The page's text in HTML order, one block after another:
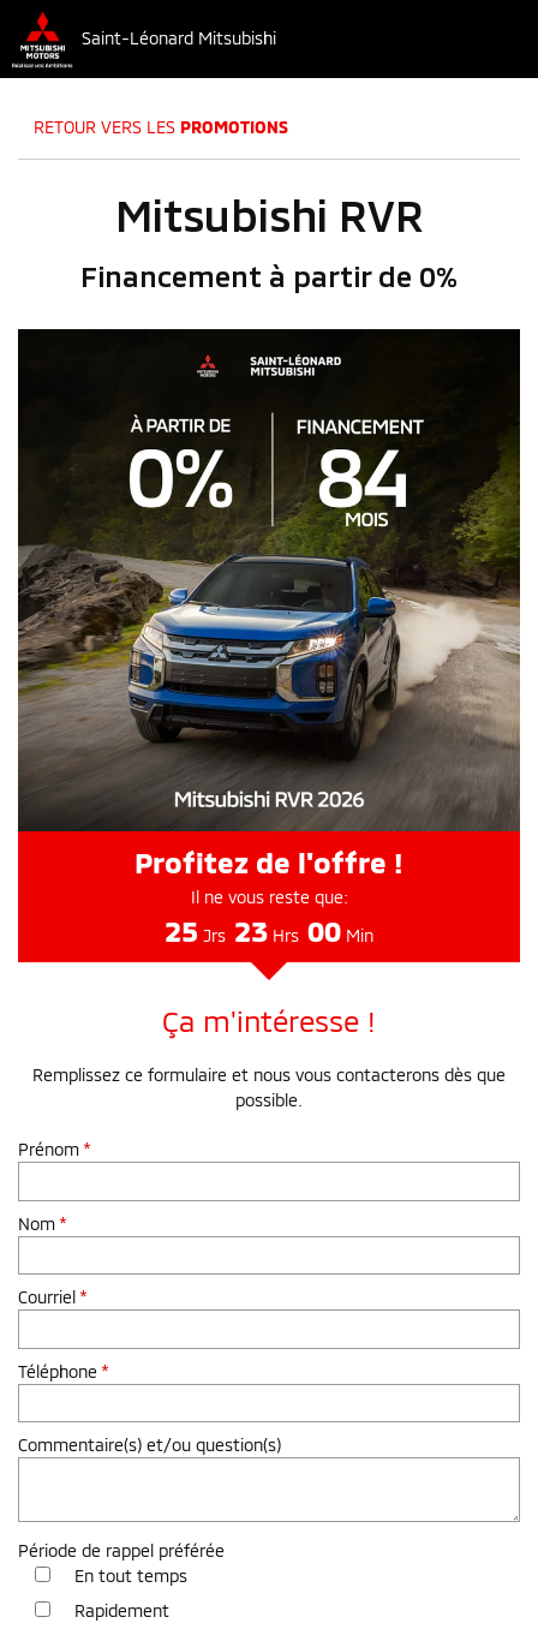
Saint-Léonard Mitsubishi
RETOUR VERS LES PROMOTIONS
Mitsubishi RVR
Financement à partir de 0%
Profitez de l'offre !
Il ne vous reste que:
25 Jrs 23 Hrs 00 Min
Ça m'intéresse !
Remplissez ce formulaire et nous vous contacterons dès que
possible.
Prénom *
Nom *
Courriel *
Téléphone *
Commentaire(s) et/ou question(s)
Période de rappel préférée
En tout temps
Rapidement